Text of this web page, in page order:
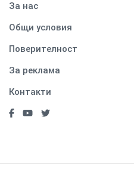
За нас
Общи условия
Поверителност
За реклама
Контакти